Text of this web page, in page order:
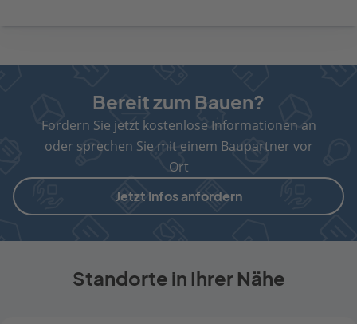
Bereit zum Bauen?
Fordern Sie jetzt kostenlose Informationen an
oder sprechen Sie mit einem Baupartner vor
Ort
Jetzt Infos anfordern
Standorte in Ihrer Nähe